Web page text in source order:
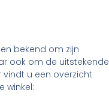
bekend om zijn
ook om de uitstekende
u een overzicht
winkel: